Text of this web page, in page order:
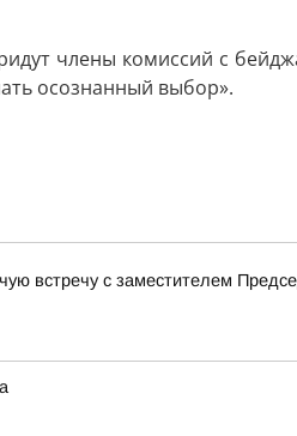
члены комиссий с
осознанный выбор».
встречу с заместителем